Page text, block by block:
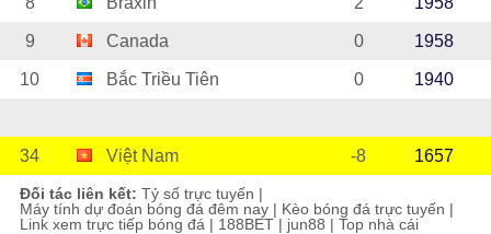
9 Canada 0 1958
10 Bắc Triều Tiên 0 1940
34 Việt Nam -8 1657
Đối tác liên kết: Tỷ số trực tuyến |
Máy tính dự đoán bóng đá đêm nay | Kèo bóng đá trực tuyến |
Link xem trực tiếp bóng đá | 188BET | jun88 | Top nhà cái